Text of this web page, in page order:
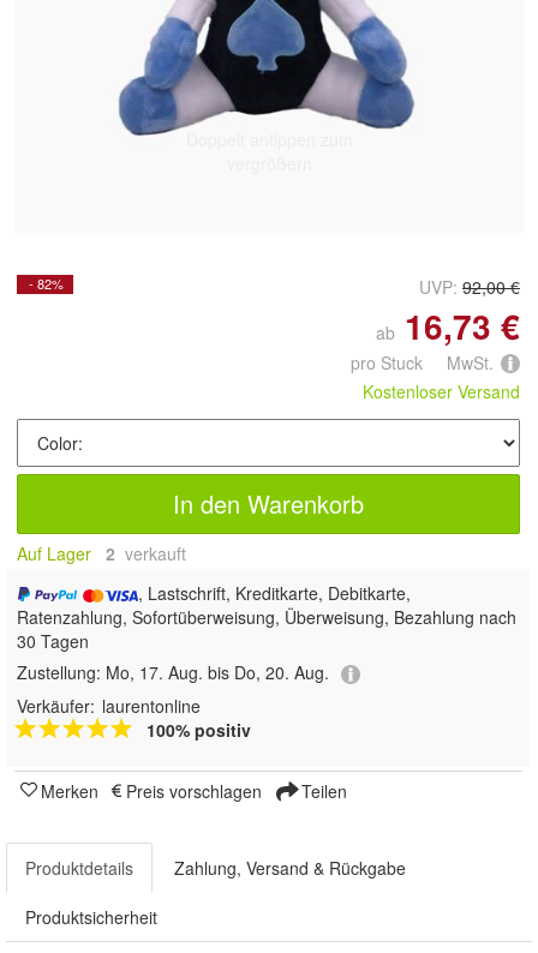
- 82% UVP: 92,00 €
ab 16,73 €
pro Stuck MwSt.
Kostenloser Versand
In den Warenkorb
Auf Lager 2 verkauft
, Lastschrift, Kreditkarte, Debitkarte,
Ratenzahlung, Sofortüberweisung, Überweisung, Bezahlung nach
30 Tagen
Zustellung: Mo, 17. Aug. bis Do, 20. Aug.
Verkäufer: laurentonline
100% positiv
Merken Preis vorschlagen Teilen
Produktdetails Zahlung, Versand & Rückgabe
Produktsicherheit